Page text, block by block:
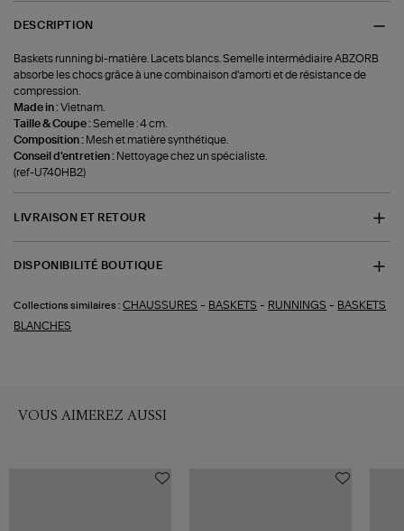
DESCRIPTION
Baskets running bi-matière. Lacets blancs. Semelle intermédiaire ABZORB
absorbe les chocs grâce à une combinaison d'amorti et de résistance de
compression.
Made in :Vietnam.
Taille & Coupe :Semelle : 4 cm.
Composition : Mesh et matière synthétique.
Conseil d'entretien : Nettoyage chez un spécialiste.
(ref-U740HB2)
LIVRAISON ET RETOUR
DISPONIBILITÉ BOUTIQUE
Collections similaires : CHAUSSURES - BASKETS - RUNNINGS - BASKETS
BLANCHES
VOUS AIMEREZ AUSSI